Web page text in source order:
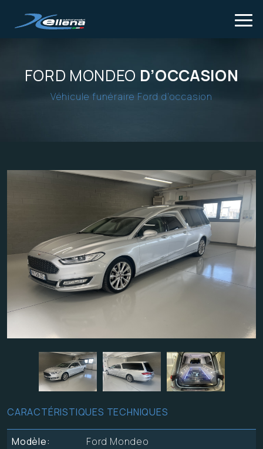
FORD MONDEO D’OCCASION
Véhicule funéraire Ford d’occasion
CARACTÉRISTIQUES TECHNIQUES
Modèle:
Ford Mondeo